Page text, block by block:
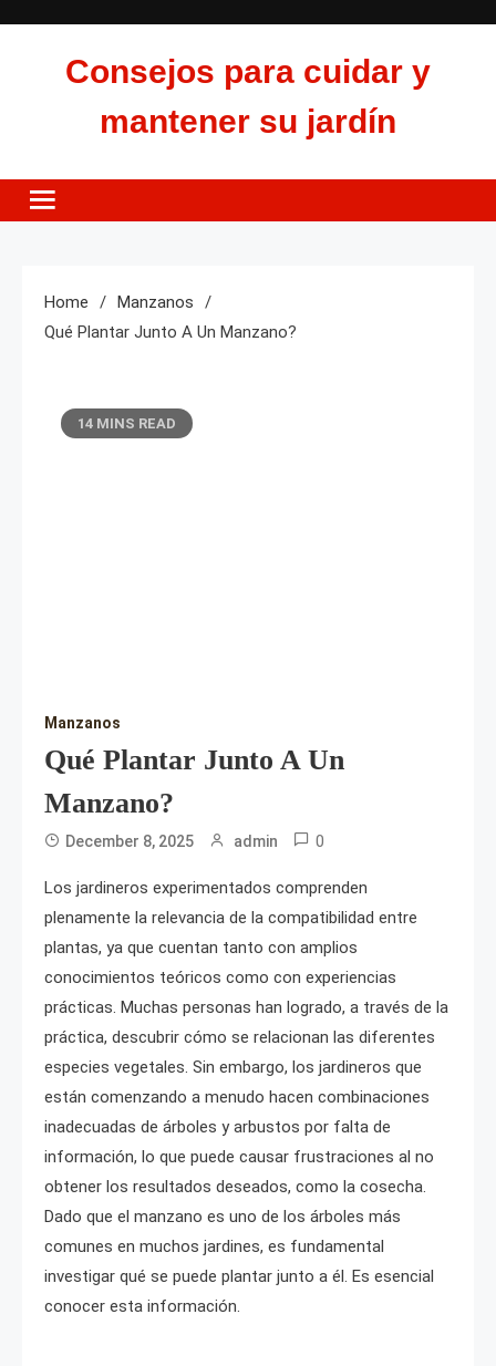
Consejos para cuidar y
mantener su jardín
Home
Manzanos
Qué Plantar Junto A Un Manzano?
14 MINS READ
Manzanos
Qué Plantar Junto A Un
Manzano?
December 8, 2025 admin 0
Los jardineros experimentados comprenden
plenamente la relevancia de la compatibilidad entre
plantas, ya que cuentan tanto con amplios
conocimientos teóricos como con experiencias
prácticas. Muchas personas han logrado, a través de la
práctica, descubrir cómo se relacionan las diferentes
especies vegetales. Sin embargo, los jardineros que
están comenzando a menudo hacen combinaciones
inadecuadas de árboles y arbustos por falta de
información, lo que puede causar frustraciones al no
obtener los resultados deseados, como la cosecha.
Dado que el manzano es uno de los árboles más
comunes en muchos jardines, es fundamental
investigar qué se puede plantar junto a él. Es esencial
conocer esta información.